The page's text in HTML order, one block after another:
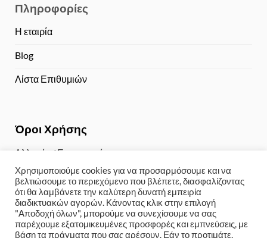
Πληροφορίες
Η εταιρία
Blog
Λίστα Επιθυμιών
Όροι Χρήσης
Αλλαγές / Επιστροφές
Τρόποι Πληρωμής
Αποστολή / Παραλαβή
Πολιτική Απορρήτου
Χρησιμοποιούμε cookies για να προσαρμόσουμε και να
βελτιώσουμε το περιεχόμενο που βλέπετε, διασφαλίζοντας
ότι θα λαμβάνετε την καλύτερη δυνατή εμπειρία
διαδικτυακών αγορών. Κάνοντας κλικ στην επιλογή
"Αποδοχή όλων", μπορούμε να συνεχίσουμε να σας
παρέχουμε εξατομικευμένες προσφορές και εμπνεύσεις, με
βάση τα πράγματα που σας αρέσουν. Εάν το προτιμάτε,